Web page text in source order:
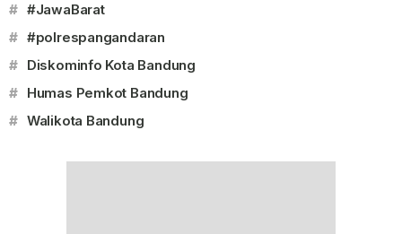
# #JawaBarat
# #polrespangandaran
# Diskominfo Kota Bandung
# Humas Pemkot Bandung
# Walikota Bandung